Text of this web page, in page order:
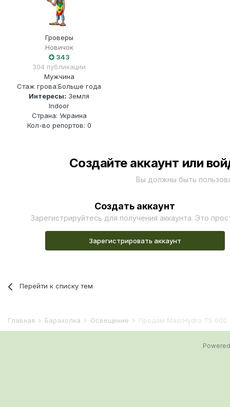
Гроверы
Новичок
343
304 публикации
Мужчина
Стаж грова:Больше года
Интересы: Земля
Indoor
Страна: Украина
Кол-во репортов: 0
Создайте аккаунт или
Вы должны быть
Создать аккаунт
Зарегистрируйтесь для получения аккаунта. Это
Зарегистрировать аккаунт
Перейти к списку тем
Главная Барахолка Освещение Продам MasrHydro TS 600